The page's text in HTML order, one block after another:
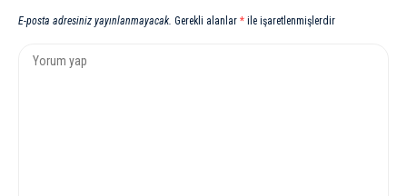
E-posta adresiniz yayınlanmayacak. Gerekli alanlar * ile işaretlenmişlerdir